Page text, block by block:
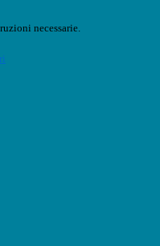
necessarie.